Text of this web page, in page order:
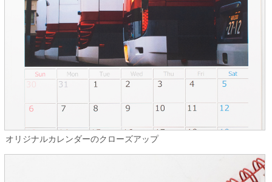
オリジナルカレンダーのクローズアップ